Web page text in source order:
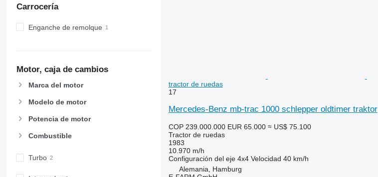
6430 Premium
6520
6620
6630
6800
6820
6830
6910
8727
8737
Carrocería
Enganche de remolque
Motor, caja de cambios
Marca del motor
Modelo de motor
Potencia de motor
Combustible
Turbo
tractor de ruedas
17
Mercedes-Benz mb-trac 1000 schlepper oldtimer traktor
COP 239.000.000 EUR 65.000 ≈ US$ 75.100
Tractor de ruedas
1983
10.970 m/h
Configuración del eje 4x4 Velocidad 40 km/h
Alemania, Hamburg